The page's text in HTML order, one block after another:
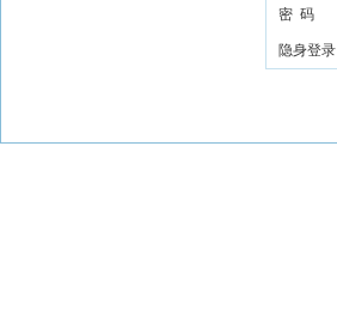
密 码
隐身登录